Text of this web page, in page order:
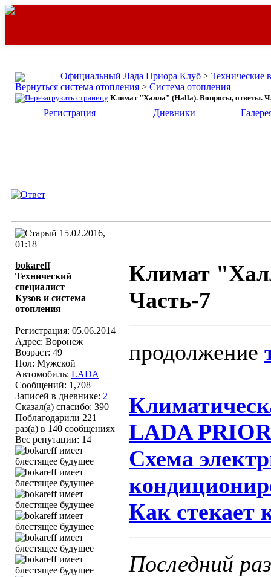
Официальный Лада Приора Клуб > Технические
система отопления > Система отопления
Климат "Халла" (Halla). Вопросы, ответы.
Регистрация Дневники
15.02.2016,
01:18
bokareff
Технический
специалист
Кузов и система
отопления
Регистрация: 05.06.2014
Адрес: Воронеж
Возраст: 49
Пол: Мужской
Автомобиль: LADA
Сообщений: 1,708
Записей в дневнике: 2
Сказал(а) спасибо: 390
Поблагодарили 221
раз(а) в 140 сообщениях
Вес репутации: 14
Климат
Часть-7
продолжение
LADA
Схема
Как стекает
Последний